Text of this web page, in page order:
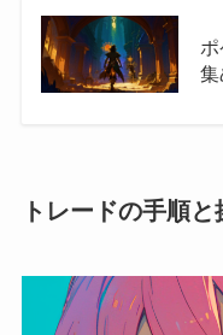
集
トレードの手順